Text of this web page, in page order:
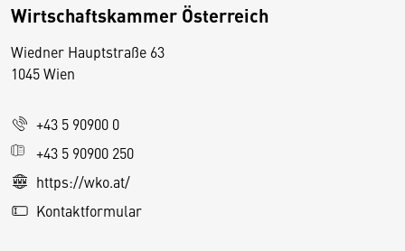
Wirtschaftskammer Österreich
Wiedner Hauptstraße 63
1045 Wien
+43 5 90900 0
+43 5 90900 250
https://wko.at/
Kontaktformular
D
s
e
S
e